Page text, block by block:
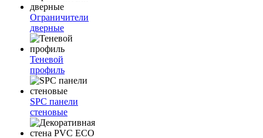
Ограничители
дверные
Теневой
профиль
SPC панели
стеновые